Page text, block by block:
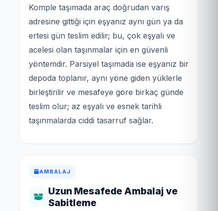
Komple taşımada araç doğrudan varış
adresine gittiği için eşyanız aynı gün ya da
ertesi gün teslim edilir; bu, çok eşyalı ve
acelesi olan taşınmalar için en güvenli
yöntemdir. Parsiyel taşımada ise eşyanız bir
depoda toplanır, aynı yöne giden yüklerle
birleştirilir ve mesafeye göre birkaç günde
teslim olur; az eşyalı ve esnek tarihli
taşınmalarda ciddi tasarruf sağlar.
AMBALAJ
Uzun Mesafede Ambalaj ve
Sabitleme